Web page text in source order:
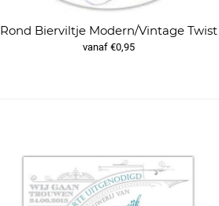
Rond Bierviltje Modern/Vintage Twist
vanaf €0,95